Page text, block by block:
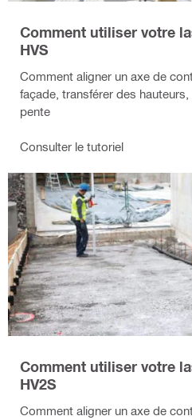
Comment utiliser votre
HVS
Comment aligner un axe de
façade, transférer des
pente
Consulter le tutoriel
Comment utiliser votre
HV2S
Comment aligner un axe de